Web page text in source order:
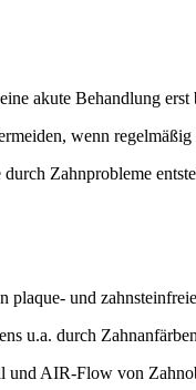
akute Behandlung erst
wenn
Zahnprobleme
plaque- und
u.a. durch Zahnanfärben
und AIR-Flow von